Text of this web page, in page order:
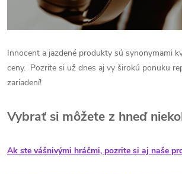
Innocent a jazdené produkty sú synonymami
ceny. Pozrite si už dnes aj vy širokú ponuku
zariadení!
Vybrať si môžete z hneď
Ak ste vášnivými hráčmi, pozrite si aj naše